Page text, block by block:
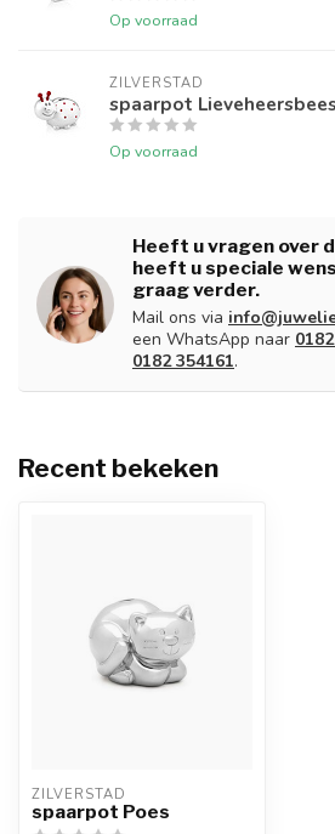
Op voorraad
ZILVERSTAD
spaarpot
Op voorraad
Heeft u vragen over
heeft u speciale
graag verder.
Mail ons via
een WhatsApp naar
0182 354161.
Recent bekeken
ZILVERSTAD
spaarpot Poes